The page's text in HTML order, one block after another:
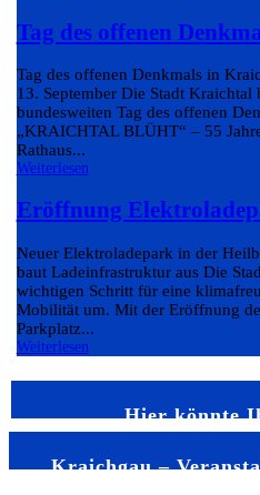
Tag des offenen
Tag des offenen Denkmals in
13. September Die Stadt
bundesweiten Tag des offenen
„KRAICHTAL BLÜHT“ – 55
Rathaus...
Weiterlesen
Eröffnung
Neuer Elektroladepark in der
baut Ladeinfrastruktur aus Die
wichtigen Schritt für eine
Mobilität um. Mit der Eröffnung
Parkplatz...
Weiterlesen
Hier könnte
Kraichgau –